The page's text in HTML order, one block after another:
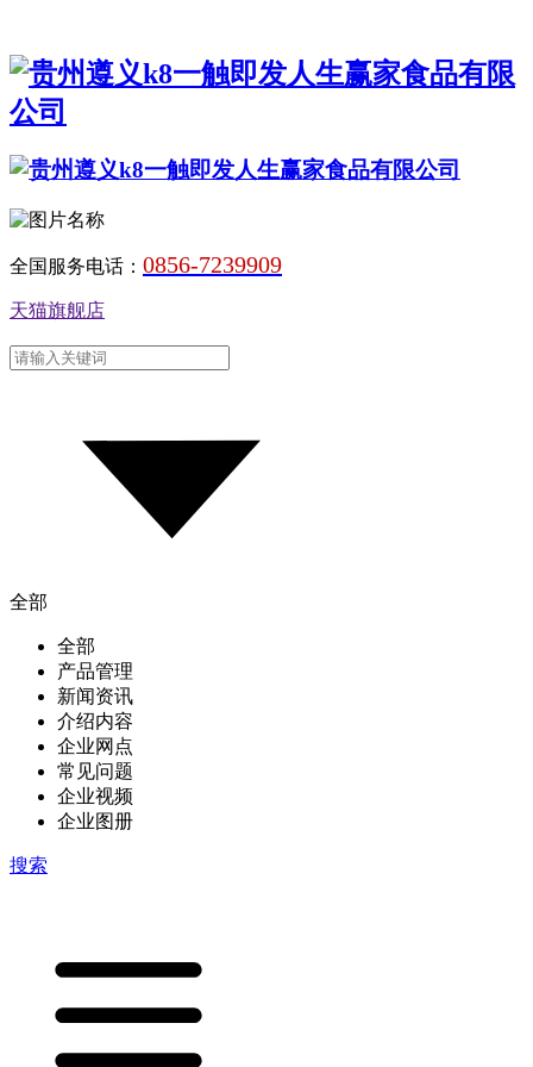
全国服务电话： 0856-7239909
天猫旗舰店
全部
全部
产品管理
新闻资讯
介绍内容
企业网点
常见问题
企业视频
企业图册
搜索